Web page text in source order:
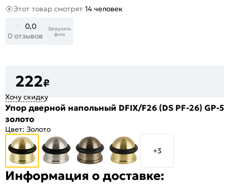
Этот товар смотрят 14 человек
0,0
0 отзывов
Загрузить
фото
222₽
Хочу скидку
Упор дверной напольный DFIX/F26 (DS PF-26) GP-5
золото
Цвет: Золото
+3
Информация о доставке: